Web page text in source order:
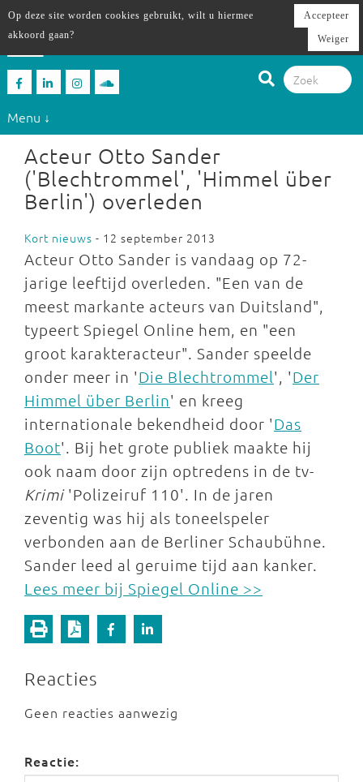
Menu ↓
Acteur Otto Sander
('Blechtrommel', 'Himmel über
Berlin') overleden
Kort nieuws - 12 september 2013
Acteur Otto Sander is vandaag op 72-
jarige leeftijd overleden. "Een van de
meest markante acteurs van Duitsland",
typeert Spiegel Online hem, en "een
groot karakteracteur". Sander speelde
onder meer in 'Die Blechtrommel', 'Der
Himmel über Berlin' en kreeg
internationale bekendheid door 'Das
Boot'. Bij het grote publiek maakte hij
ook naam door zijn optredens in de tv-
Krimi'Polizeiruf 110'. In de jaren
zeventig was hij als toneelspeler
verbonden aan de Berliner Schaubühne.
Sander leed al geruime tijd aan kanker.
Lees meer bij Spiegel Online >>
Reacties
Geen reacties aanwezig
Reactie:
Op deze site worden cookies gebruikt, wilt u hiermee
akkoord gaan?
Accepteer
Weiger